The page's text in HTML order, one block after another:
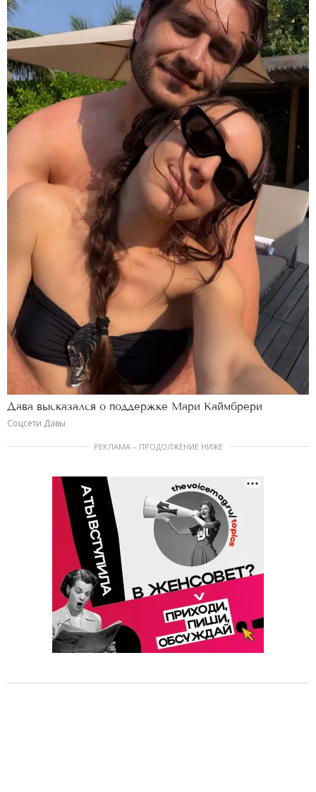
Дава высказался о поддержке Мари Каймбрери
Соцсети Давы
РЕКЛАМА – ПРОДОЛЖЕНИЕ НИЖЕ